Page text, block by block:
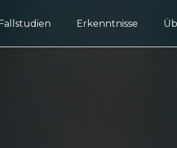
Erkenntnisse